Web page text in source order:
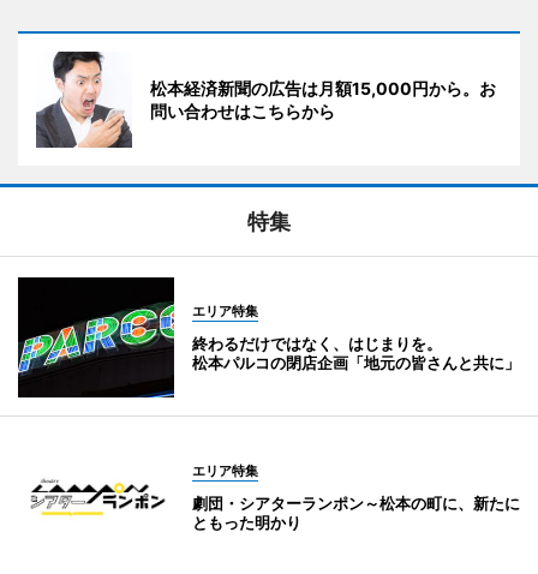
松本経済新聞の広告は月額15,000円から。お
問い合わせはこちらから
特集
エリア特集
終わるだけではなく、はじまりを。
松本パルコの閉店企画「地元の皆さんと共に」
エリア特集
劇団・シアターランポン～松本の町に、新たに
ともった明かり